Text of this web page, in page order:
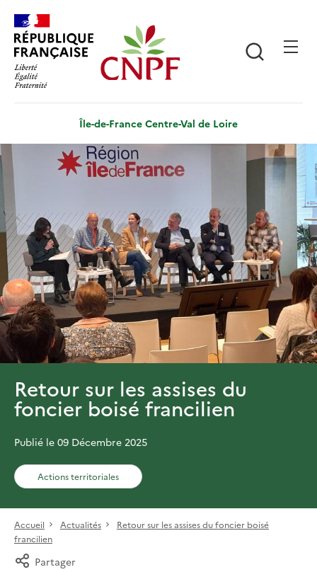
contenu
principal
Île-de-France Centre-Val de Loire
Retour sur les assises du
foncier boisé francilien
Publié le 09 Décembre 2025
Actions territoriales
Accueil Actualités
Retour sur les assises du foncier boisé
francilien
Partager